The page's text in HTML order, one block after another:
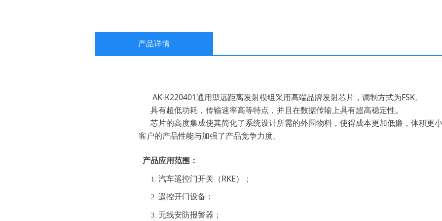
产品详情
AK-K220401通用型远距离发射模组采用高端品牌发射芯片，调制方式为FSK。
具有超低功耗，传输速率高等特点，并且在数据传输上具有超高稳定性。
芯片的高度集成使其简化了系统设计所需的外围物料，使得成本更加低廉，体积更
客户的产品性能与加强了产品竞争力度。
产品应用范围：
汽车遥控门开关（RKE）；
遥控开门设备；
无线安防报警器；